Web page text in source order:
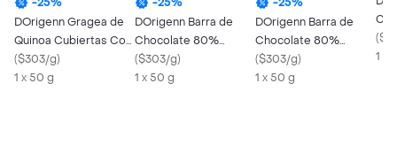
DOrigenn Gragea de
Quinoa Cubiertas Con
Chocolate 70%
Tumaco
($303/g)
1 x 50 g
DOrigenn Barra de
Chocolate 80%
Cacao Huila
($303/g)
1 x 50 g
DOrigenn Barra de
Chocolate 80%
Cacao Guaviare
($303/g)
1 x 50 g
(
1 x